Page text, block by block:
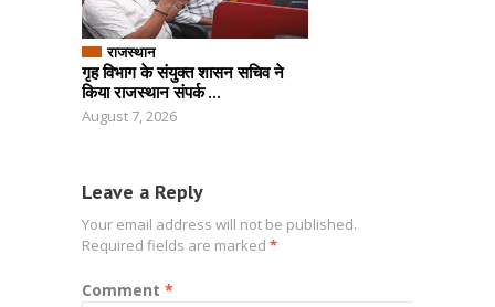
राजस्थान
गृह विभाग के संयुक्त शासन सचिव ने
किया राजस्थान संपर्क ...
August 7, 2026
Leave a Reply
Your email address will not be published.
Required fields are marked *
Comment *